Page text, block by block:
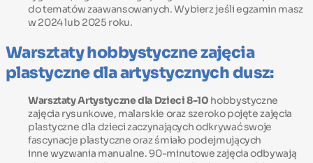
do tematów zaawansowanych. Wybierz jeśli egzamin masz
w 2024 lub 2025 roku.
Warsztaty hobbystyczne zajęcia
plastyczne dla artystycznych dusz:
Warsztaty Artystyczne dla Dzieci 8-10 hobbystyczne
zajęcia rysunkowe, malarskie oraz szeroko pojęte zajęcia
plastyczne dla dzieci zaczynających odkrywać swoje
fascynacje plastyczne oraz śmiało podejmujących
inne wyzwania manualne. 90-minutowe zajęcia odbywają